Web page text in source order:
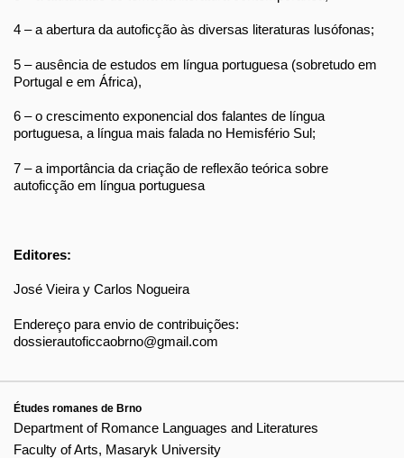
4 – a abertura da autoficção às diversas literaturas lusófonas;
5 – ausência de estudos em língua portuguesa (sobretudo em
Portugal e em África),
6 – o crescimento exponencial dos falantes de língua
portuguesa, a língua mais falada no Hemisfério Sul;
7 – a importância da criação de reflexão teórica sobre
autoficção em língua portuguesa
Editores:
José Vieira y Carlos Nogueira
Endereço para envio de contribuições:
dossierautoficcaobrno@gmail.com
Études romanes de Brno
Department of Romance Languages and Literatures
Faculty of Arts, Masaryk University